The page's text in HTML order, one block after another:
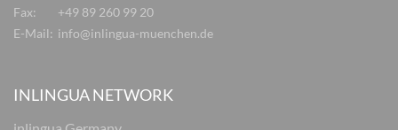
Fax:
+49 89 260 99 20
E-Mail: info@inlingua-muenchen.de
INLINGUA NETWORK